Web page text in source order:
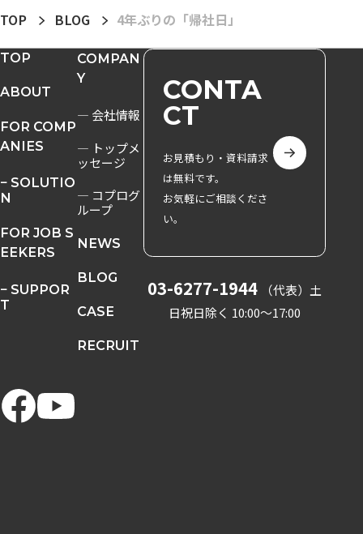
TOP BLOG 4年ぶりの「帰社日」
TOP
ABOUT
FOR COMP
ANIES
− SOLUTIO
N
FOR JOB S
EEKERS
− SUPPOR
T
COMPAN
Y
― 会社情報
― トップメ
ッセージ
― コプログ
ループ
NEWS
BLOG
CASE
RECRUIT
CONTA
CT
お見積もり・資料請求
は無料です。
お気軽にご相談くださ
い。
03-6277-1944 （代表） 土
日祝日除く 10:00〜17:00